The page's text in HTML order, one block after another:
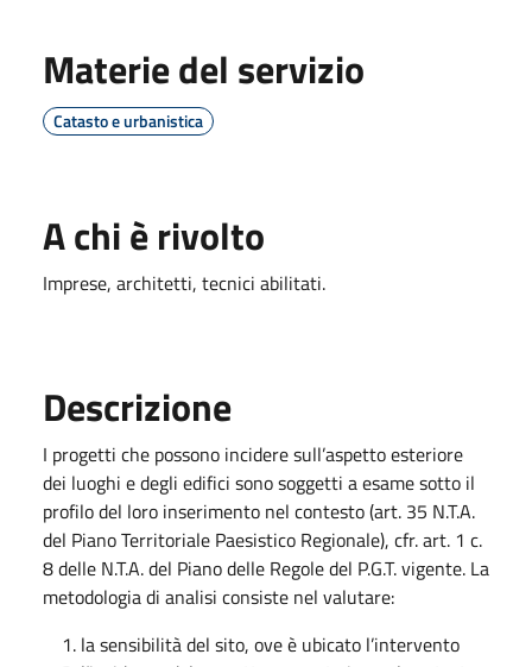
Materie del servizio
Catasto e urbanistica
A chi è rivolto
Imprese, architetti, tecnici abilitati.
Descrizione
I progetti che possono incidere sull’aspetto esteriore
dei luoghi e degli edifici sono soggetti a esame sotto il
profilo del loro inserimento nel contesto (art. 35 N.T.A.
del Piano Territoriale Paesistico Regionale), cfr. art. 1 c.
8 delle N.T.A. del Piano delle Regole del P.G.T. vigente. La
metodologia di analisi consiste nel valutare:
la sensibilità del sito, ove è ubicato l’intervento